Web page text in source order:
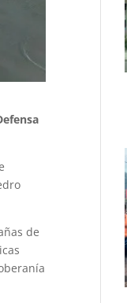
de